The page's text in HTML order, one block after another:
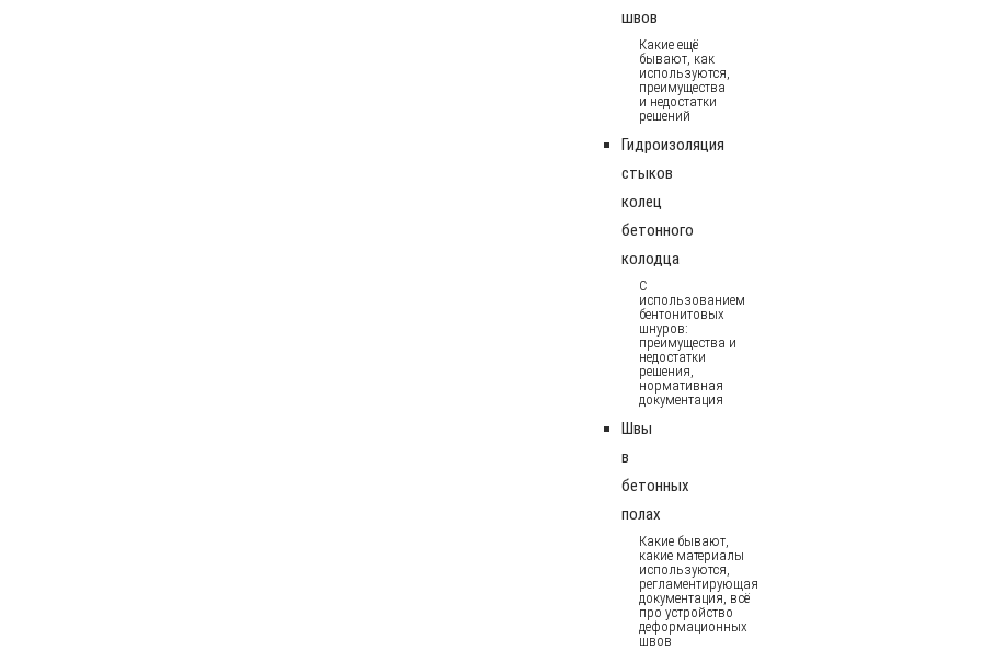
швов
Какие ещё
бывают, как
используются,
преимущества
и недостатки
решений
Гидроизоляция
стыков
колец
бетонного
колодца
С
использованием
бентонитовых
шнуров:
преимущества и
недостатки
решения,
нормативная
документация
Швы
в
бетонных
полах
Какие бывают,
какие материалы
используются,
регламентирующая
документация, всё
про устройство
деформационных
швов